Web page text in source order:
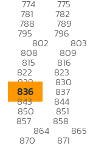
774 775
781 782
788 789
795 796
802 803
808 809
815 816
822 823
829 830
836 837
843 844
850 851
857 858
864 865
870 871